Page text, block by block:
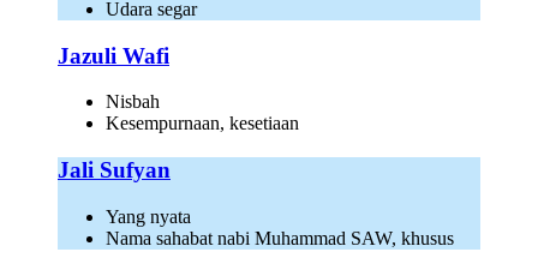
Udara segar
Jazuli Wafi
Nisbah
Kesempurnaan, kesetiaan
Jali Sufyan
Yang nyata
Nama sahabat nabi Muhammad SAW, khusus